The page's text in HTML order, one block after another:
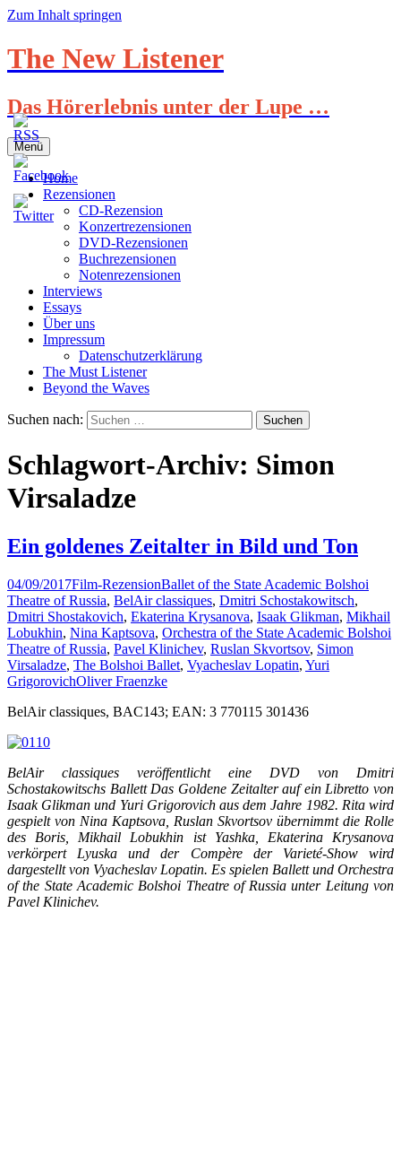
Zum Inhalt springen
The New Listener
Das Hörerlebnis unter der Lupe …
Menü
Home
Rezensionen
CD-Rezension
Konzertrezensionen
DVD-Rezensionen
Buchrezensionen
Notenrezensionen
Interviews
Essays
Über uns
Impressum
Datenschutzerklärung
The Must Listener
Beyond the Waves
Suchen nach:
Schlagwort-Archiv: Simon
Virsaladze
Ein goldenes Zeitalter in Bild und Ton
04/09/2017Film-RezensionBallet of the State Academic Bolshoi
Theatre of Russia, BelAir classiques, Dmitri Schostakowitsch,
Dmitri Shostakovich, Ekaterina Krysanova, Isaak Glikman, Mikhail
Lobukhin, Nina Kaptsova, Orchestra of the State Academic Bolshoi
Theatre of Russia, Pavel Klinichev, Ruslan Skvortsov, Simon
Virsaladze, The Bolshoi Ballet, Vyacheslav Lopatin, Yuri
GrigorovichOliver Fraenzke
BelAir classiques, BAC143; EAN: 3 770115 301436
BelAir classiques veröffentlicht eine DVD von Dmitri
Schostakowitschs Ballett Das Goldene Zeitalter auf ein Libretto von
Isaak Glikman und Yuri Grigorovich aus dem Jahre 1982. Rita wird
gespielt von Nina Kaptsova, Ruslan Skvortsov übernimmt die Rolle
des Boris, Mikhail Lobukhin ist Yashka, Ekaterina Krysanova
verkörpert Lyuska und der Compère der Varieté-Show wird
dargestellt von Vyacheslav Lopatin. Es spielen Ballett und Orchestra
of the State Academic Bolshoi Theatre of Russia unter Leitung von
Pavel Klinichev.